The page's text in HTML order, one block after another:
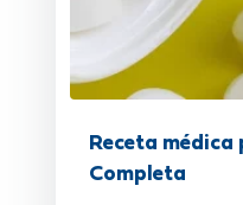
Receta médica
Completa